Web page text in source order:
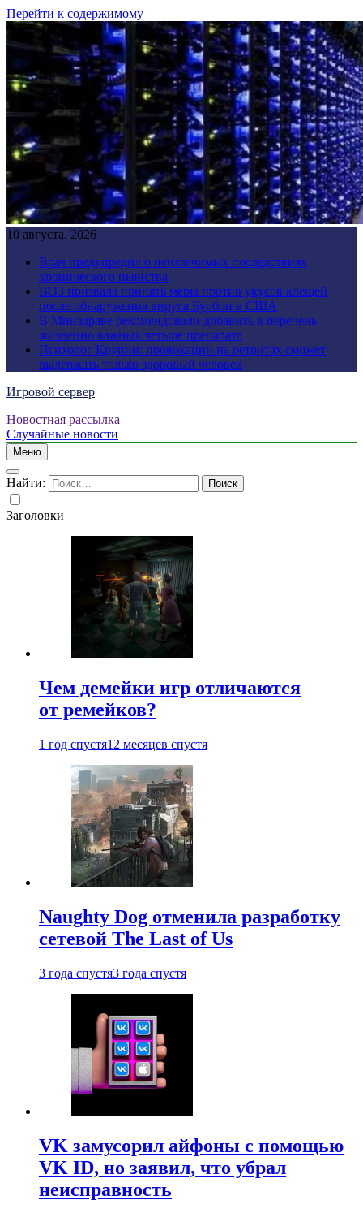
Перейти к содержимому
10 августа, 2026
Врач предупредил о неизлечимых последствиях
хронического пьянства
ВОЗ призвала принять меры против укусов клещей
после обнаружения вируса Бурбон в США
В Минздраве рекомендовали добавить в перечень
жизненно важных четыре препарата
Психолог Крупин: провокации на ретритах сможет
выдержать только здоровый человек
Игровой сервер
Новостная рассылка
Случайные новости
Меню
Найти:
Заголовки
Чем демейки игр отличаются
от ремейков?
1 год спустя12 месяцев спустя
Naughty Dog отменила разработку
сетевой The Last of Us
3 года спустя3 года спустя
VK замусорил айфоны с помощью
VK ID, но заявил, что убрал
неисправность